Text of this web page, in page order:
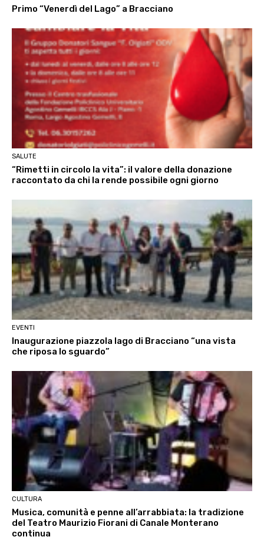
Primo “Venerdì del Lago” a Bracciano
SALUTE
“Rimetti in circolo la vita”: il valore della donazione
raccontato da chi la rende possibile ogni giorno
EVENTI
Inaugurazione piazzola lago di Bracciano “una vista
che riposa lo sguardo”
CULTURA
Musica, comunità e penne all’arrabbiata: la tradizione
del Teatro Maurizio Fiorani di Canale Monterano
continua